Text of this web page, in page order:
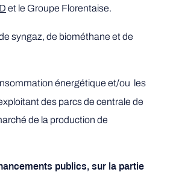
et le Groupe Florentaise.
syngaz, de biométhane et de
énergétique et/ou les
des parcs de centrale de
de la production de
publics, sur la partie